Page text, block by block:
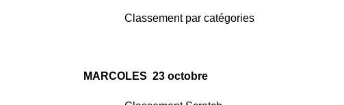
Classement par catégories
MARCOLES 23 octobre